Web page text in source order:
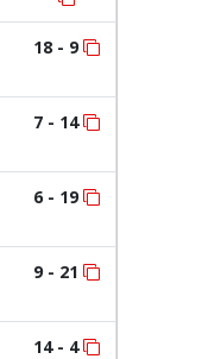
18 - 9
7 - 14
6 - 19
9 - 21
14 - 4